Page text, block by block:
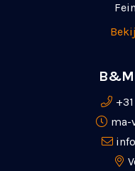
ma-